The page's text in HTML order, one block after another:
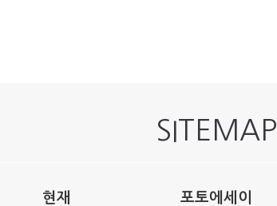
SITEMAP
현재 포토에세이